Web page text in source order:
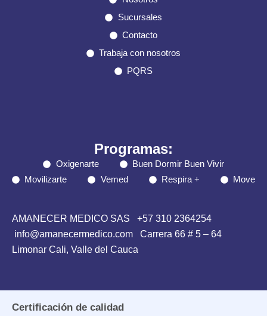
Sucursales
Contacto
Trabaja con nosotros
PQRS
Programas:
Oxigenarte
Buen Dormir Buen Vivir
Movilizarte
Vemed Respira + Move
AMANECER MEDICO SAS +57 310 2364254
info@amanecermedico.com Carrera 66 # 5 – 64
Limonar Cali, Valle del Cauca
Certificación de calidad